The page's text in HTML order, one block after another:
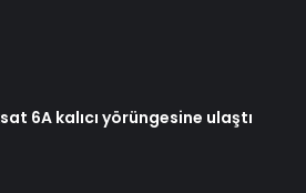
6A kalıcı yörüngesine ulaştı